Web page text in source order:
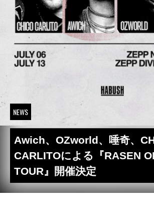
NEWS
Awich、OZworld、唾奇、
CARLITOによる『RASEN
TOUR』開催決定